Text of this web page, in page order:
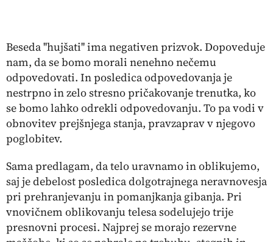
Beseda ''hujšati'' ima negativen prizvok. Dopoveduje
nam, da se bomo morali nenehno nečemu
odpovedovati. In posledica odpovedovanja je
nestrpno in zelo stresno pričakovanje trenutka, ko
se bomo lahko odrekli odpovedovanju. To pa vodi v
obnovitev prejšnjega stanja, pravzaprav v njegovo
poglobitev.
Sama predlagam, da telo uravnamo in oblikujemo,
saj je debelost posledica dolgotrajnega neravnovesja
pri prehranjevanju in pomanjkanja gibanja. Pri
vnovičnem oblikovanju telesa sodelujejo trije
presnovni procesi. Najprej se morajo rezervne